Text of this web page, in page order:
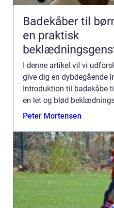
Badekåber til
en praktisk
en kilde til
I denne artikel vil vi
give dig en dybdegående
Introduktion til badekåbe
en let og blød
bæres efter et bad,
Peter Mortensen